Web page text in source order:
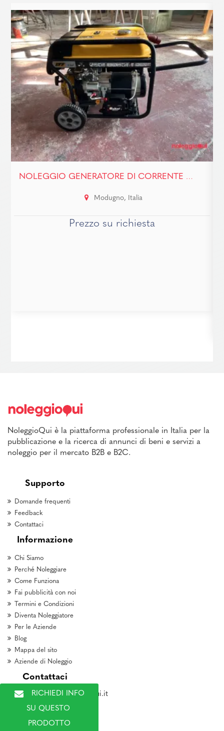
RICHIEDI INFO
SU QUESTO
PRODOTTO
NOLEGGIO GENERATORE DI CORRENTE PORTATILE – 7,5 KW
Modugno, Italia
Prezzo su richiesta
NoleggioQui è la piattaforma professionale in Italia per la
pubblicazione e la ricerca di annunci di beni e servizi a
noleggio per il mercato B2B e B2C.
Supporto
Domande frequenti
Feedback
Contattaci
Informazione
Chi Siamo
Perché Noleggiare
Come Funziona
Fai pubblicità con noi
Termini e Condizioni
Diventa Noleggiatore
Per le Aziende
Blog
Mappa del sito
Aziende di Noleggio
Contattaci
marketing@noleggioqui.it